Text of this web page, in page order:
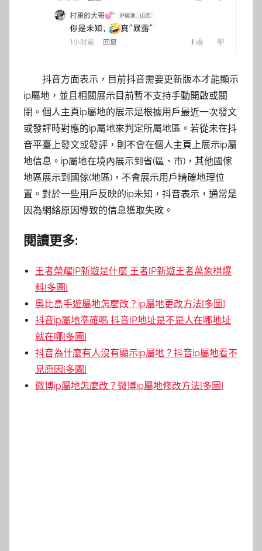
抖音方面表示，目前抖音需要更新版本才能顯示
ip屬地，並且相關展示目前暫不支持手動開啟或關
閉。個人主頁ip屬地的展示是根據用戶最近一次發文
或發評時對應的ip屬地來判定所屬地區。若從未在抖
音平臺上發文或發評，則不會在個人主頁上展示ip屬
地信息。ip屬地在境內展示到省(區、市)，其他國傢
地區展示到國傢(地區)，不會展示用戶精確地理位
置。對於一些用戶反映的ip未知，抖音表示，通常是
因為網絡原因導致的信息獲取失敗。
閱讀更多:
王者榮耀IP新遊是什麼 王者IP新遊王者萬象棋爆
料[多圖]
奧比島手遊屬地怎麼改？ip屬地更改方法[多圖]
抖音ip屬地準確嗎 抖音IP地址是不是人在哪地址
就在哪[多圖]
抖音為什麼有人沒有顯示ip屬地？抖音ip屬地看不
見原因[多圖]
微博ip屬地怎麼改？微博ip屬地修改方法[多圖]